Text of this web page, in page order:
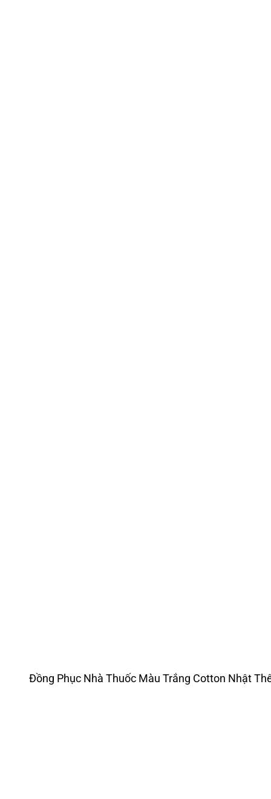
Đồng Phục Nhà Thuốc Màu Trắng Cotton Nhật